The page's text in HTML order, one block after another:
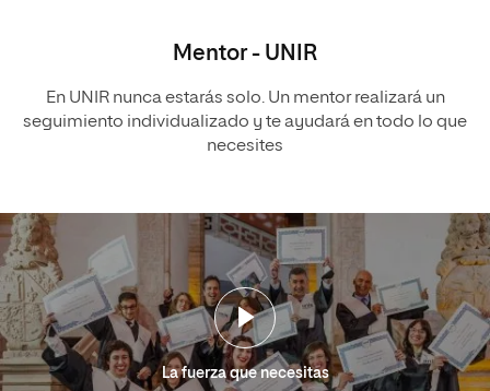
Mentor - UNIR
En UNIR nunca estarás solo. Un mentor realizará un
seguimiento individualizado y te ayudará en todo lo que
necesites
La fuerza que necesitas